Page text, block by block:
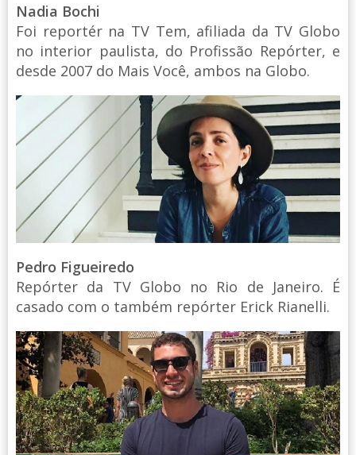
Nadia Bochi
Foi reportér na TV Tem, afiliada da TV Globo
no interior paulista, do Profissão Repórter, e
desde 2007 do Mais Você, ambos na Globo.
Pedro Figueiredo
Repórter da TV Globo no Rio de Janeiro. É
casado com o também repórter Erick Rianelli.